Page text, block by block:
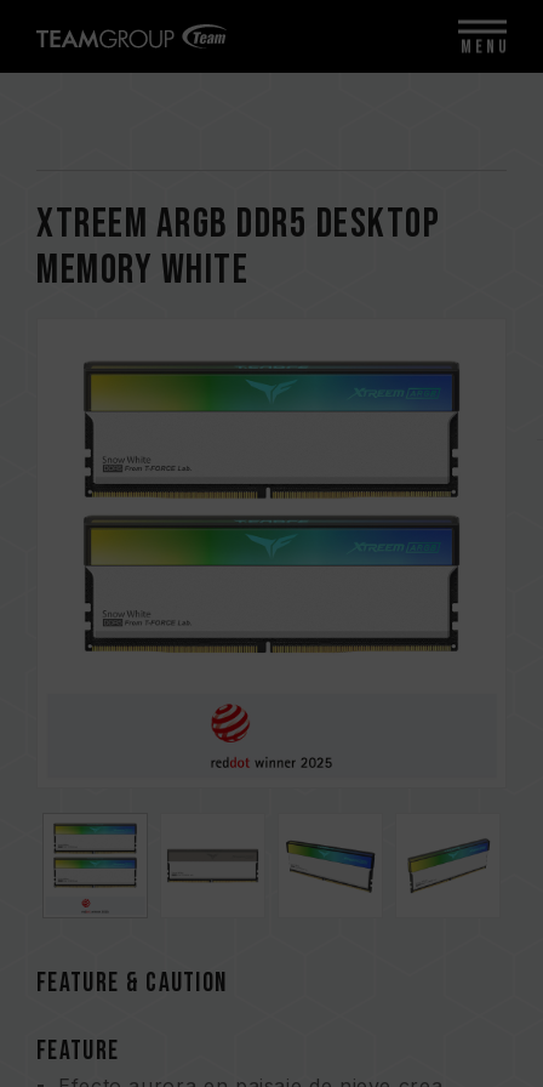
XTREEM ARGB DDR5 DESKTOP
MEMORY WHITE
FEATURE & CAUTION
FEATURE
MENU